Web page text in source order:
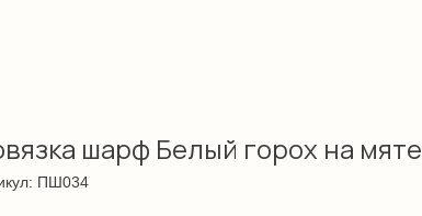
шарф Белый горох на мяте
ПШ034